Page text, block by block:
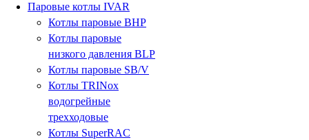
Паровые котлы IVAR
Котлы паровые BHP
Котлы паровые
низкого давления BLP
Котлы паровые SB/V
Котлы TRINox
водогрейные
трехходовые
Котлы SuperRAC